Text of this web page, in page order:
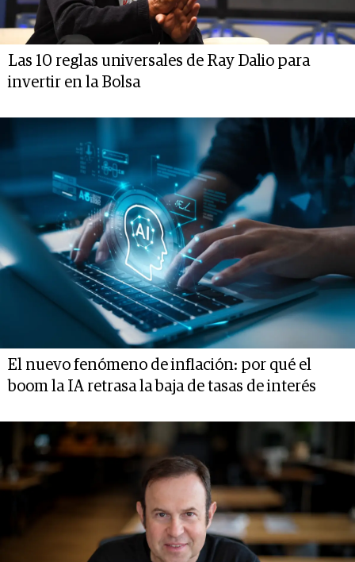
Las 10 reglas universales de Ray Dalio para
invertir en la Bolsa
El nuevo fenómeno de inflación: por qué el
boom la IA retrasa la baja de tasas de interés